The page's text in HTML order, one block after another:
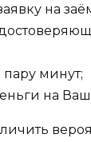
на
минут;
на Ваш